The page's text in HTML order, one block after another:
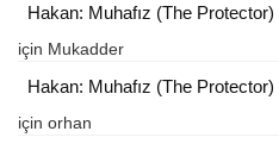
Hakan: Muhafız (The
için Mukadder
Hakan: Muhafız (The
için orhan